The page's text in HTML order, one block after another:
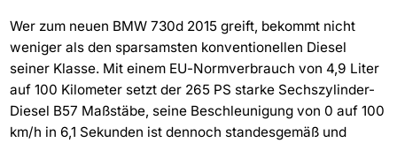
Wer zum neuen BMW 730d 2015 greift, bekommt nicht
weniger als den sparsamsten konventionellen Diesel
seiner Klasse. Mit einem EU-Normverbrauch von 4,9 Liter
auf 100 Kilometer setzt der 265 PS starke Sechszylinder-
Diesel B57 Maßstäbe, seine Beschleunigung von 0 auf 100
km/h in 6,1 Sekunden ist dennoch standesgemäß und